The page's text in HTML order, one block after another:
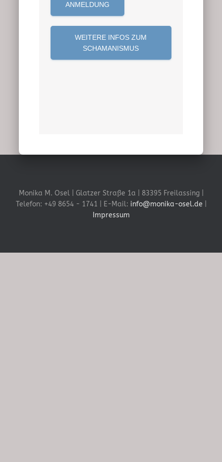
ANMELDUNG
WEITERE INFOS ZUM
SCHAMANISMUS
Monika M. Osel | Glatzer Straße 1a | 83395 Freilassing |
Telefon: +49 8654 - 1741 | E-Mail: info@monika-osel.de
Impressum